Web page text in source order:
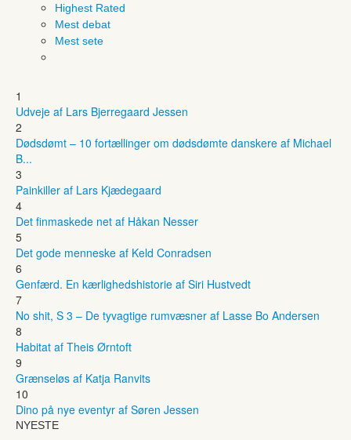
Highest Rated
Mest debat
Mest sete
1
Udveje af Lars Bjerregaard Jessen
2
Dødsdømt – 10 fortællinger om dødsdømte danskere af Michael
B...
3
Painkiller af Lars Kjædegaard
4
Det finmaskede net af Håkan Nesser
5
Det gode menneske af Keld Conradsen
6
Genfærd. En kærlighedshistorie af Siri Hustvedt
7
No shit, S 3 – De tyvagtige rumvæsner af Lasse Bo Andersen
8
Habitat af Theis Ørntoft
9
Grænseløs af Katja Ranvits
10
Dino på nye eventyr af Søren Jessen
NYESTE